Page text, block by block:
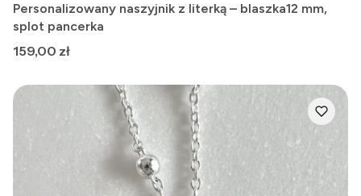
Personalizowany naszyjnik z literką – blaszka12 mm,
splot pancerka
Cena
159,00 zł